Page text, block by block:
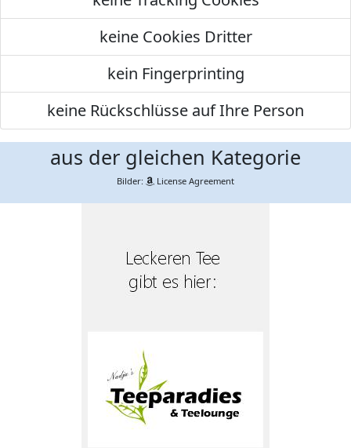
keine Cookies Dritter
kein Fingerprinting
keine Rückschlüsse auf Ihre Person
aus der gleichen Kategorie
Bilder: License Agreement